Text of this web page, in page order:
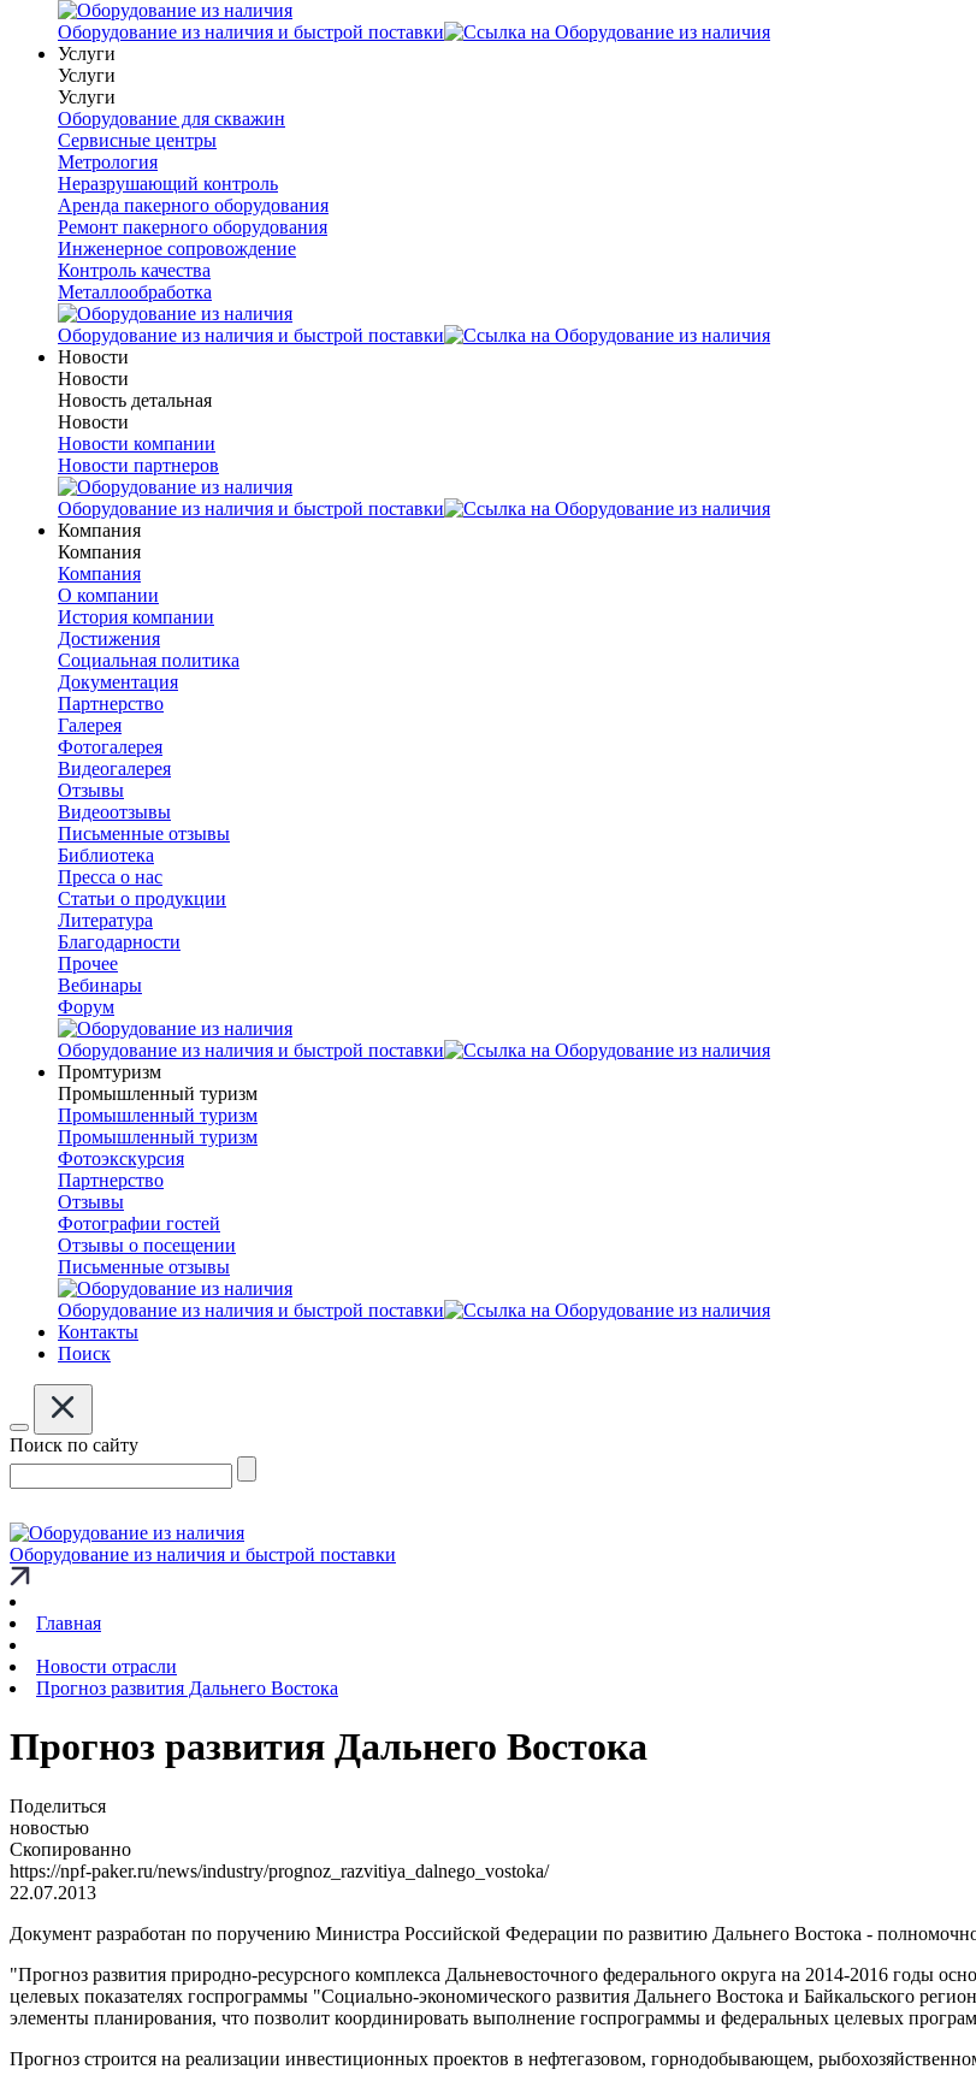
Оборудование из наличия и быстрой поставки
Услуги
Услуги
Услуги
Оборудование для скважин
Сервисные центры
Метрология
Неразрушающий контроль
Аренда пакерного оборудования
Ремонт пакерного оборудования
Инженерное сопровождение
Контроль качества
Металлообработка
Оборудование из наличия и быстрой поставки
Новости
Новости
Новость детальная
Новости
Новости компании
Новости партнеров
Оборудование из наличия и быстрой поставки
Компания
Компания
Компания
О компании
История компании
Достижения
Социальная политика
Документация
Партнерство
Галерея
Фотогалерея
Видеогалерея
Отзывы
Видеоотзывы
Письменные отзывы
Библиотека
Пресса о нас
Статьи о продукции
Литература
Благодарности
Прочее
Вебинары
Форум
Оборудование из наличия и быстрой поставки
Промтуризм
Промышленный туризм
Промышленный туризм
Промышленный туризм
Фотоэкскурсия
Партнерство
Отзывы
Фотографии гостей
Отзывы о посещении
Письменные отзывы
Оборудование из наличия и быстрой поставки
Контакты
Поиск
Поиск по сайту
Оборудование из наличия и быстрой поставки
Главная
Новости отрасли
Прогноз развития Дальнего Востока
Прогноз развития Дальнего Востока
Поделиться
новостью
Скопированно
https://npf-paker.ru/news/industry/prognoz_razvitiya_dalnego_vostoka/
22.07.2013
Документ разработан по поручению Министра Российской Федерации по развитию Дальнего Востока -
"Прогноз развития природно-ресурсного комплекса Дальневосточного федерального округа на 2014-2016 годы
целевых показателях госпрограммы "Социально-экономического развития Дальнего Востока и Байкальского
элементы планирования, что позволит координировать выполнение госпрограммы и федеральных целевых
Прогноз строится на реализации инвестиционных проектов в нефтегазовом, горнодобывающем,